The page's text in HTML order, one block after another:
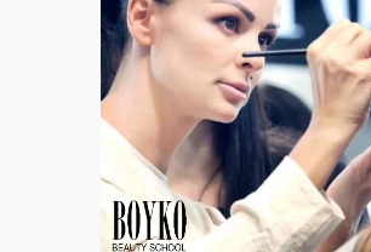
Цветовые акценты